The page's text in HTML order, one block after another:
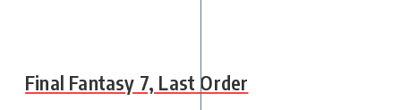
Final Fantasy 7, Last Order